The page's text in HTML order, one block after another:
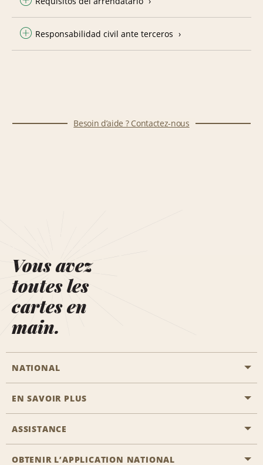
Responsabilidad civil ante terceros
Besoin d’aide ? Contactez-nous
Vous avez
toutes les
cartes en
main.
NATIONAL
Passer une réservation
Solutions pour les professionnels
EN SAVOIR PLUS
Carrière
ASSISTANCE
Accessibilité
OBTENIR L’APPLICATION NATIONAL